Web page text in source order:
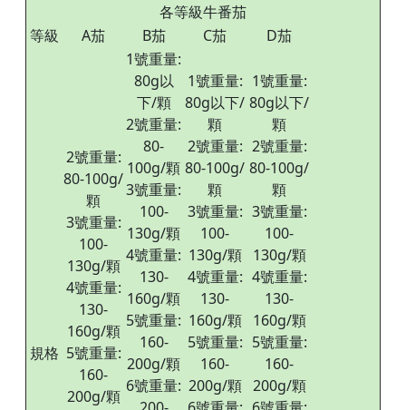
各等級牛番茄
等級
A茄 B茄 C茄 D茄
規格
2號重量:
80-100g/
顆
3號重量:
100-
130g/顆
4號重量:
130-
160g/顆
5號重量:
160-
200g/顆
1號重量:
80g以
下/顆
2號重量:
80-
100g/顆
3號重量:
100-
130g/顆
4號重量:
130-
160g/顆
5號重量:
160-
200g/顆
6號重量:
1號重量:
80g以下/
顆
2號重量:
80-100g/
顆
3號重量:
100-
130g/顆
4號重量:
130-
160g/顆
5號重量:
160-
200g/顆
1號重量:
80g以下/
顆
2號重量:
80-100g/
顆
3號重量:
100-
130g/顆
4號重量:
130-
160g/顆
5號重量:
160-
200g/顆